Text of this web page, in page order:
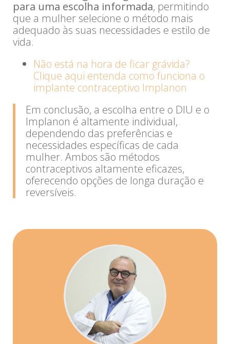
para uma escolha informada, permitindo
que a mulher selecione o método mais
adequado às suas necessidades e estilo de
vida.
Não está na hora de ficar grávida?
Clique aqui entenda como funciona o
implante contraceptivo Implanon
Em conclusão, a escolha entre o DIU e o
Implanon é altamente individual,
dependendo das preferências e
necessidades específicas de cada
mulher. Ambos são métodos
contraceptivos altamente eficazes,
oferecendo opções de longa duração e
reversíveis.